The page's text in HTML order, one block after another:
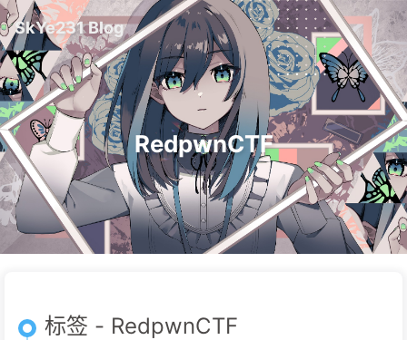
SkYe231 Blog
RedpwnCTF
标签 - RedpwnCTF